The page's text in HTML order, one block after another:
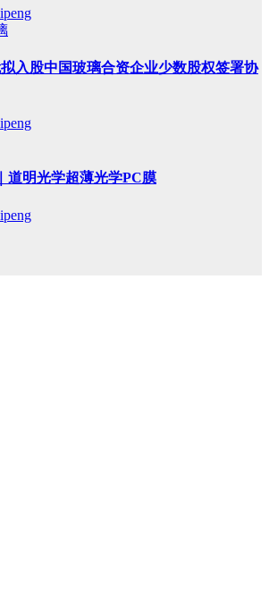
入股中国玻璃合资企业少数股权签署协
道明光学超薄光学PC膜